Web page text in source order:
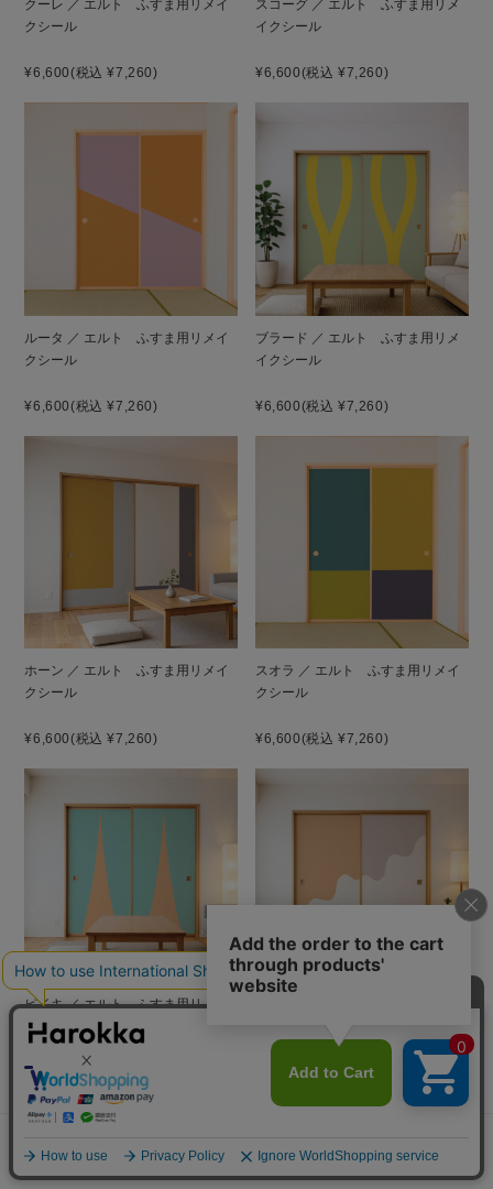
クーレ ／ エルト ふすま用リメイ
クシール
¥6,600(税込 ¥7,260)
スコーグ ／ エルト ふすま用リメ
イクシール
¥6,600(税込 ¥7,260)
ルータ ／ エルト ふすま用リメイ
クシール
¥6,600(税込 ¥7,260)
ブラード ／ エルト ふすま用リメ
イクシール
¥6,600(税込 ¥7,260)
ホーン ／ エルト ふすま用リメイ
クシール
¥6,600(税込 ¥7,260)
スオラ ／ エルト ふすま用リメイ
クシール
¥6,600(税込 ¥7,260)
ピイキ ／ エルト ふすま用リメイ
クシール
¥6,600 (税込 ¥7,260) ¥6,600(税込 ¥7,260)
お困りごとはございますか？
貼り方を見る 素材サンプル